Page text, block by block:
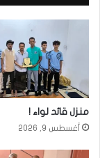
منزل قائد لواء !
أغسطس 9, 2026